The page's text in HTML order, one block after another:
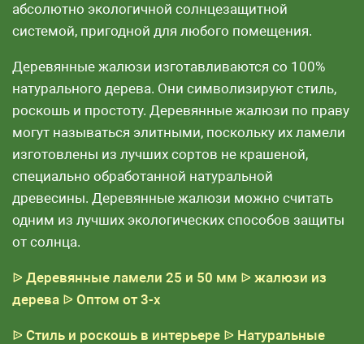
абсолютно экологичной солнцезащитной
системой, пригодной для любого помещения.
Деревянные жалюзи изготавливаются со 100%
натурального дерева. Они символизируют стиль,
роскошь и простоту. Деревянные жалюзи по праву
могут называться элитными, поскольку их ламели
изготовлены из лучших сортов не крашеной,
специально обработанной натуральной
древесины. Деревянные жалюзи можно считать
одним из лучших экологических способов защиты
от солнца.
ᐉ Деревянные ламели 25 и 50 мм ᐉ жалюзи из
дерева ᐉ Оптом от 3-х
ᐉ Стиль и роскошь в интерьере ᐉ Натуральные